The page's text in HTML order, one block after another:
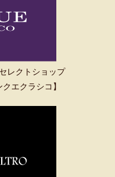
レクトショップ
エクラシコ】